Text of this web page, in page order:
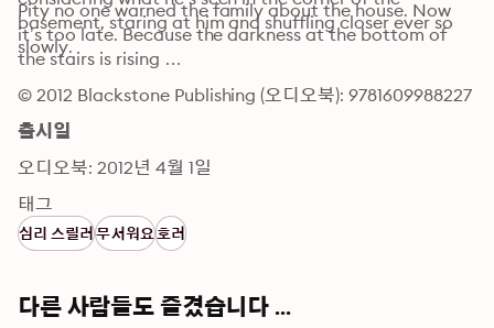
basement, staring at him and shuffling closer ever so
slowly.
Pity no one warned the family about the house. Now
it’s too late. Because the darkness at the bottom of
the stairs is rising …
© 2012 Blackstone Publishing (오디오북): 9781609988227
출시일
오디오북: 2012년 4월 1일
태그
심리 스릴러무서워요호러
다른 사람들도 즐겼습니다 ...